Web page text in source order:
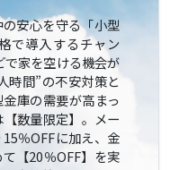
安心を守る「小型
で導入するチャン
で家を空ける機会が
時間”の不安対策と
庫の需要が高まっ
数量限定】。メー
％OFFに加え、金
【20％OFF】を実